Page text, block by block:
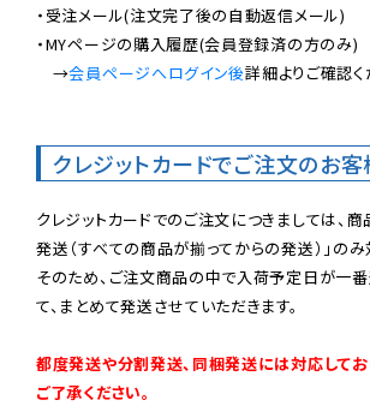
・受注メール(注文完了後の自動返信メール)
・MYページの購入履歴(会員登録済の方のみ)
→会員ページへログイン後詳細よりご確認く
クレジットカードでご注文のお
クレジットカードでのご注文につきましては、
発送（すべての商品が揃ってからの発送）」のみ
そのため、ご注文商品の中で入荷予定日が一
て、まとめて発送させていただきます。
都度発送や分割発送、同梱発送には対応してお
ご了承ください。